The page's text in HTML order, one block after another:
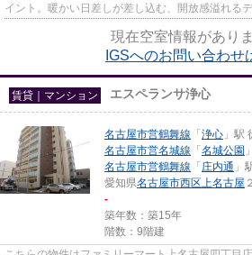
イント。暖かい日差しが差し込む、開放感溢れる
現在空室情報がありま
IGSへのお問い合わせ
賃貸｜マンション エスペランサ浄心
名古屋市営鶴舞線 「 浄心 」駅
名古屋市営名城線 「 名城公園
名古屋市営鶴舞線 「 庄内通 」
愛知県名古屋市西区上名古屋
-
築年数：築15年
階数：9階建